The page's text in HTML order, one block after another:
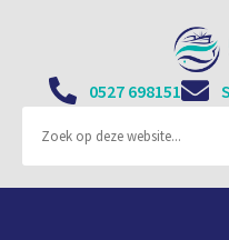
0527 698151